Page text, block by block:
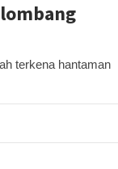
terkena hantaman